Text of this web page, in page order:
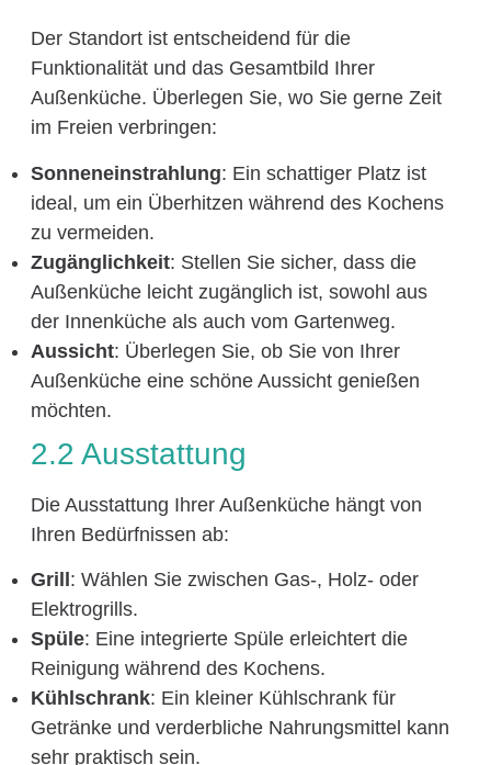
Der Standort ist entscheidend für die
Funktionalität und das Gesamtbild Ihrer
Außenküche. Überlegen Sie, wo Sie gerne Zeit
im Freien verbringen:
Sonneneinstrahlung: Ein schattiger Platz ist
ideal, um ein Überhitzen während des Kochens
zu vermeiden.
Zugänglichkeit: Stellen Sie sicher, dass die
Außenküche leicht zugänglich ist, sowohl aus
der Innenküche als auch vom Gartenweg.
Aussicht: Überlegen Sie, ob Sie von Ihrer
Außenküche eine schöne Aussicht genießen
möchten.
2.2 Ausstattung
Die Ausstattung Ihrer Außenküche hängt von
Ihren Bedürfnissen ab:
Grill : Wählen Sie zwischen Gas-, Holz- oder
Elektrogrills.
Spüle: Eine integrierte Spüle erleichtert die
Reinigung während des Kochens.
Kühlschrank: Ein kleiner Kühlschrank für
Getränke und verderbliche Nahrungsmittel kann
sehr praktisch sein.